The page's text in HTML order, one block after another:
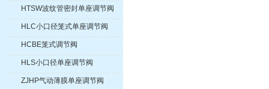
HTSW波纹管密封单座调节阀
HLC小口径笼式单座调节阀
HCBE笼式调节阀
HLS小口径单座调节阀
ZJHP气动薄膜单座调节阀